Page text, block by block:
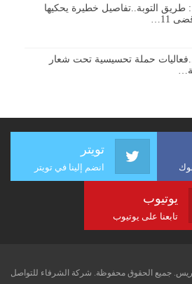
: طريق التوبة..تفاصيل خطيرة يحكيها
11…
حملة تحسيسية تحت شعار
تويتر
انضم إلينا في تويتر
يوتيوب
تابعنا على يوتيوب